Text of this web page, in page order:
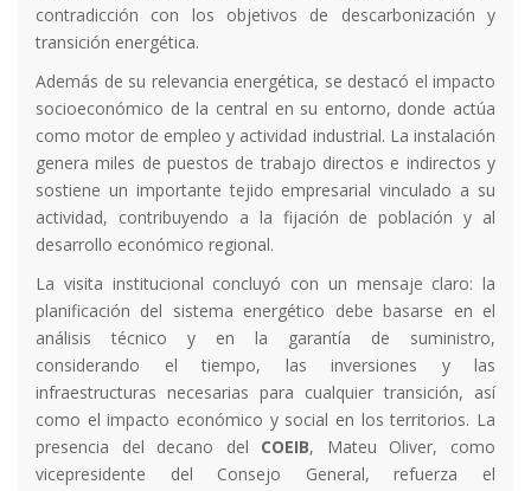
contradicción con los objetivos de descarbonización y
transición energética.
Además de su relevancia energética, se destacó el impacto
socioeconómico de la central en su entorno, donde actúa
como motor de empleo y actividad industrial. La instalación
genera miles de puestos de trabajo directos e indirectos y
sostiene un importante tejido empresarial vinculado a su
actividad, contribuyendo a la fijación de población y al
desarrollo económico regional.
La visita institucional concluyó con un mensaje claro: la
planificación del sistema energético debe basarse en el
análisis técnico y en la garantía de suministro,
considerando el tiempo, las inversiones y las
infraestructuras necesarias para cualquier transición, así
como el impacto económico y social en los territorios. La
presencia del decano del COEIB, Mateu Oliver, como
vicepresidente del Consejo General, refuerza el